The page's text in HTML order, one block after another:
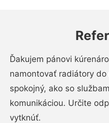
Ďakujem pánovi
namontovať radiátory
spokojný, ako so
komunikáciou. Určite
vytknúť.